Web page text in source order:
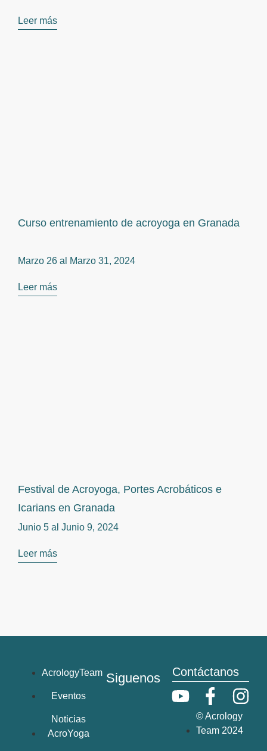
Leer más
Curso entrenamiento de acroyoga en Granada
Marzo 26 al Marzo 31, 2024
Leer más
Festival de Acroyoga, Portes Acrobáticos e
Icarians en Granada
Junio 5 al Junio 9, 2024
Leer más
AcrologyTeam
Eventos
Noticias
AcroYoga
Siguenos Contáctanos
© Acrology
Team 2024